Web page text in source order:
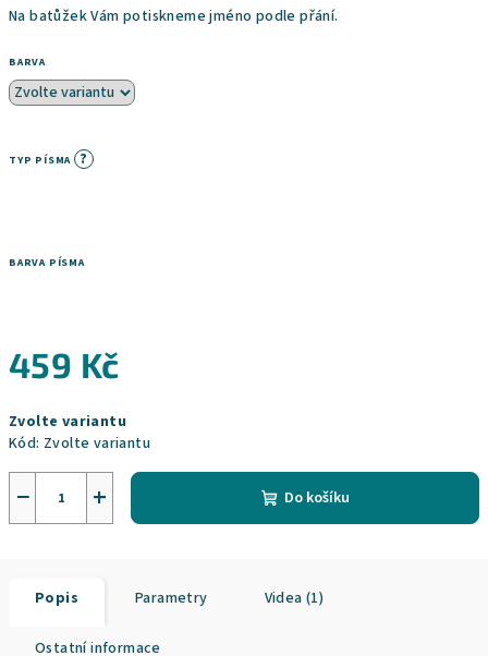
Na batůžek Vám potiskneme jméno podle přání.
BARVA
TYP PÍSMA ?
BARVA PÍSMA
459 Kč
cena:
Zvolte variantu
Kód: Zvolte variantu
+
− Do košíku
Popis Parametry Videa (1)
Ostatní informace